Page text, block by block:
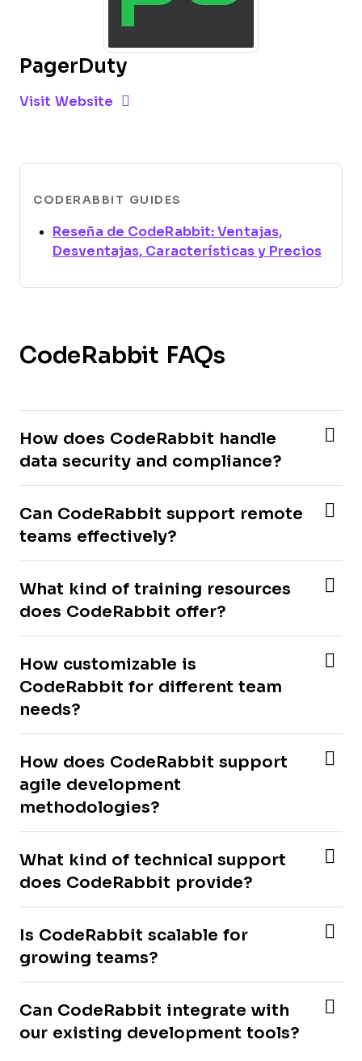
PagerDuty
Visit Website Opens New Window
CODERABBIT GUIDES
Reseña de CodeRabbit: Ventajas,
Desventajas, Características y Precios
CodeRabbit FAQs
How does CodeRabbit handle
data security and compliance?
Can CodeRabbit support remote
teams effectively?
What kind of training resources
does CodeRabbit offer?
How customizable is
CodeRabbit for different team
needs?
How does CodeRabbit support
agile development
methodologies?
What kind of technical support
does CodeRabbit provide?
Is CodeRabbit scalable for
growing teams?
Can CodeRabbit integrate with
our existing development tools?